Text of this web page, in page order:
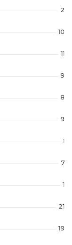
2
10
11
9
8
9
1
7
1
21
19